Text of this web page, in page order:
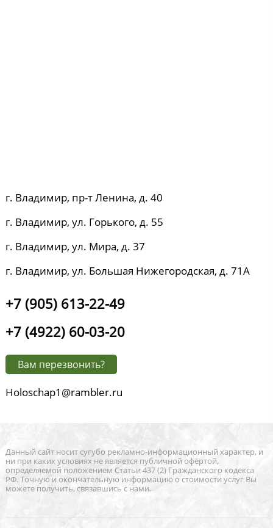
г. Владимир, пр-т Ленина, д. 40
г. Владимир, ул. Горького, д. 55
г. Владимир, ул. Мира, д. 37
г. Владимир, ул. Большая Нижегородская, д. 71А
+7 (905) 613-22-49
+7 (4922) 60-03-20
Вам перезвонить?
Holoschap1@rambler.ru
Данный сайт носит сугубо рекламно-информационный характер, и
ни при каких условиях не является публичной офёртой,
определяемой положением Статьи 437 (2) Гражданского кодекса
РФ. Точную и окончательную информацию о стоимости услуг Вы
можете получить, связавшись с нами.